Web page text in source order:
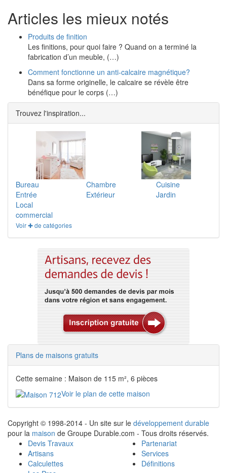
Articles les mieux notés
Produits de finition
Les finitions, pour quoi faire ? Quand on a terminé la
fabrication d’un meuble, (…)
Comment fonctionne un anti-calcaire magnétique?
Dans sa forme originelle, le calcaire se révèle être
bénéfique pour le corps (…)
Trouvez l'inspiration...
Bureau Chambre
Cuisine
Entrée
Extérieur
Jardin
Local
commercial
Voir ✚ de catégories
Plans de maisons gratuits
Cette semaine : Maison de 115 m², 6 pièces
Voir le plan de cette maison
Copyright © 1998-2014 - Un site sur le développement durable
pour la maison de Groupe Durable.com - Tous droits réservés.
Devis Travaux
Artisans
Calculettes
Partenariat
Services
Définitions